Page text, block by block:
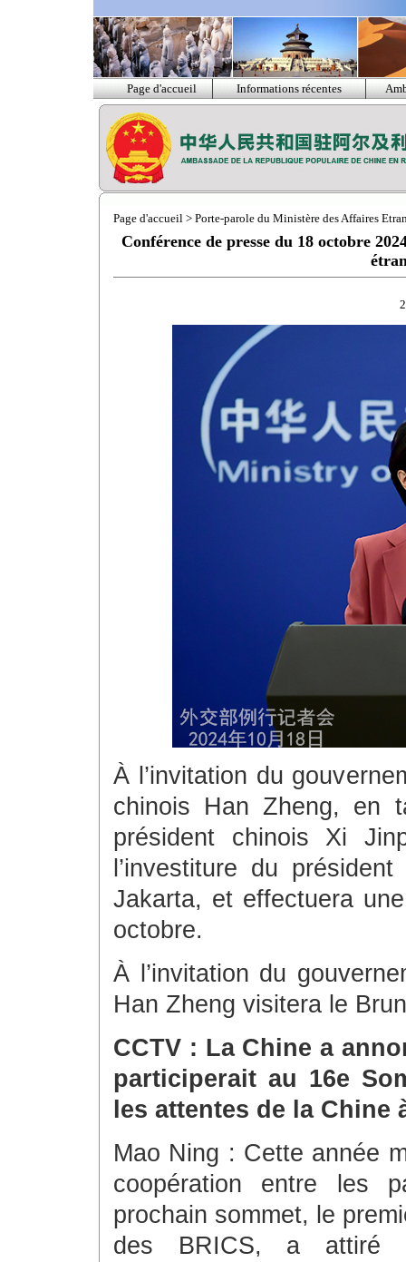
Page d'accueil Informations récentes
Page d'accueil > Porte-parole du Ministère des Affaires
Conférence de presse du 18 octobre
À l’invitation du
chinois Han Zheng, en
président chinois Xi
l’investiture du
Jakarta, et effectuera
octobre.
À l’invitation du
Han Zheng visitera le
CCTV : La Chine a
participerait au 16e
les attentes de la Chine
Mao Ning : Cette année
coopération entre les
prochain sommet, le
des BRICS, a attiré